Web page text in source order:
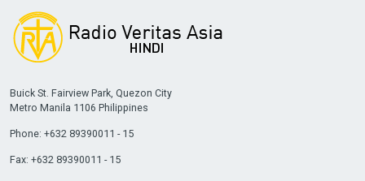
Buick St. Fairview Park, Quezon City
Metro Manila 1106 Philippines
Phone: +632 89390011 - 15
Fax: +632 89390011 - 15